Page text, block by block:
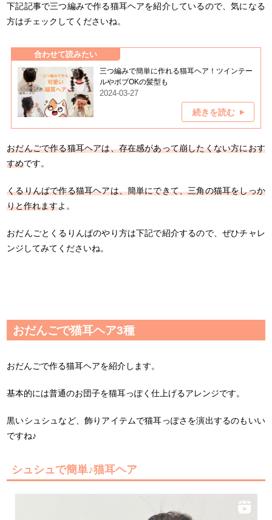
下記記事で三つ編みで作る猫耳ヘアを紹介しているので、気になる
方はチェックしてくださいね。
合わせて読みたい
三つ編みで簡単に作れる猫耳ヘア！ツインテー
ルやボブOKの髪型も
2024-03-27
続きを読む
おだんごで作る猫耳ヘアは、存在感があって崩したくない方におす
すめです。
くるりんぱで作る猫耳ヘアは、簡単にできて、三角の猫耳をしっか
りと作れますよ。
おだんごとくるりんぱのやり方は下記で紹介するので、ぜひチャレ
ンジしてみてくださいね。
おだんごで猫耳ヘア3種
おだんごで作る猫耳ヘアを紹介します。
基本的には普通のお団子を猫耳っぽく仕上げるアレンジです。
黒いシュシュなど、飾りアイテムで猫耳っぽさを演出するのもいい
ですね♪
シュシュで簡単♪猫耳ヘア